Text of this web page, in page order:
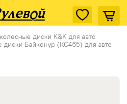
диски K&K для авто
Байконур (КС465) для авто